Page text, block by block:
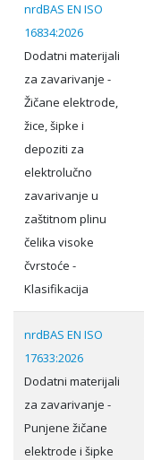
nrdBAS EN ISO
16834:2026
Dodatni materijali
za zavarivanje -
Žičane elektrode,
žice, šipke i
depoziti za
elektrolučno
zavarivanje u
zaštitnom plinu
čelika visoke
čvrstoće -
Klasifikacija
nrdBAS EN ISO
17633:2026
Dodatni materijali
za zavarivanje -
Punjene žičane
elektrode i šipke